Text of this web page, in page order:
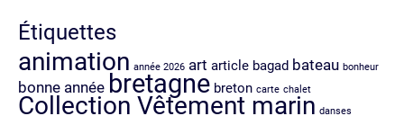
Étiquettes
animation année 2026 art article bagad bateau bonheur
bonne année bretagne breton carte chalet
Collection Vêtement marin danses